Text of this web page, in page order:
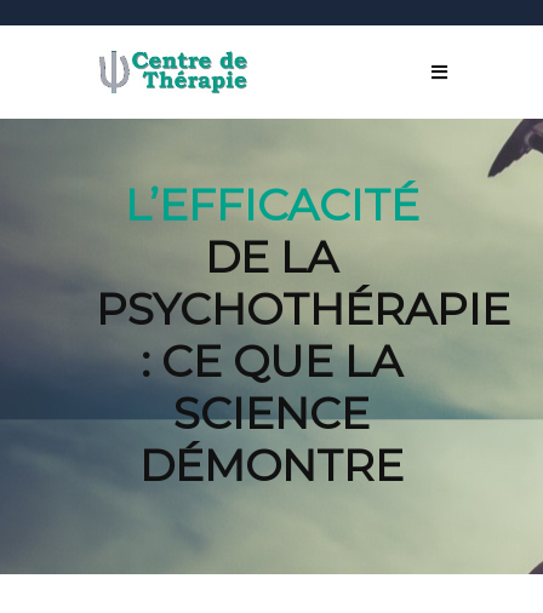
L’EFFICACITÉ
DE LA
PSYCHOTHÉRAPIE
: CE QUE LA
SCIENCE
DÉMONTRE